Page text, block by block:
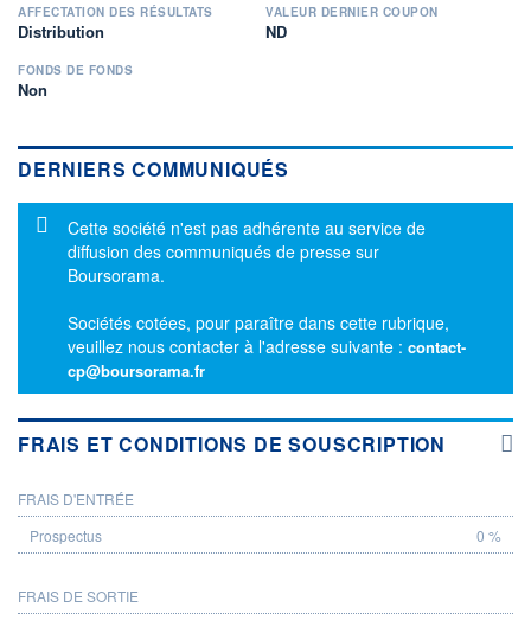
AFFECTATION DES RÉSULTATS
Distribution
VALEUR DERNIER COUPON
ND
FONDS DE FONDS
Non
DERNIERS COMMUNIQUÉS
Message d'information
Cette société n'est pas adhérente au service de
diffusion des communiqués de presse sur
Boursorama.
Sociétés cotées, pour paraître dans cette rubrique,
veuillez nous contacter à l'adresse suivante : contact-
cp@boursorama.fr
FRAIS ET CONDITIONS DE SOUSCRIPTION
PROSPECTUS
FRAIS D'ENTRÉE
0 %
FRAIS DE SORTIE